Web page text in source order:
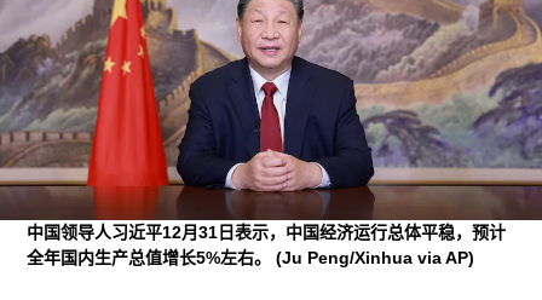
中国领导人习近平12月31日表示，中国经济运行总体平稳，预计
全年国内生产总值增长5%左右。(Ju Peng/Xinhua via AP)